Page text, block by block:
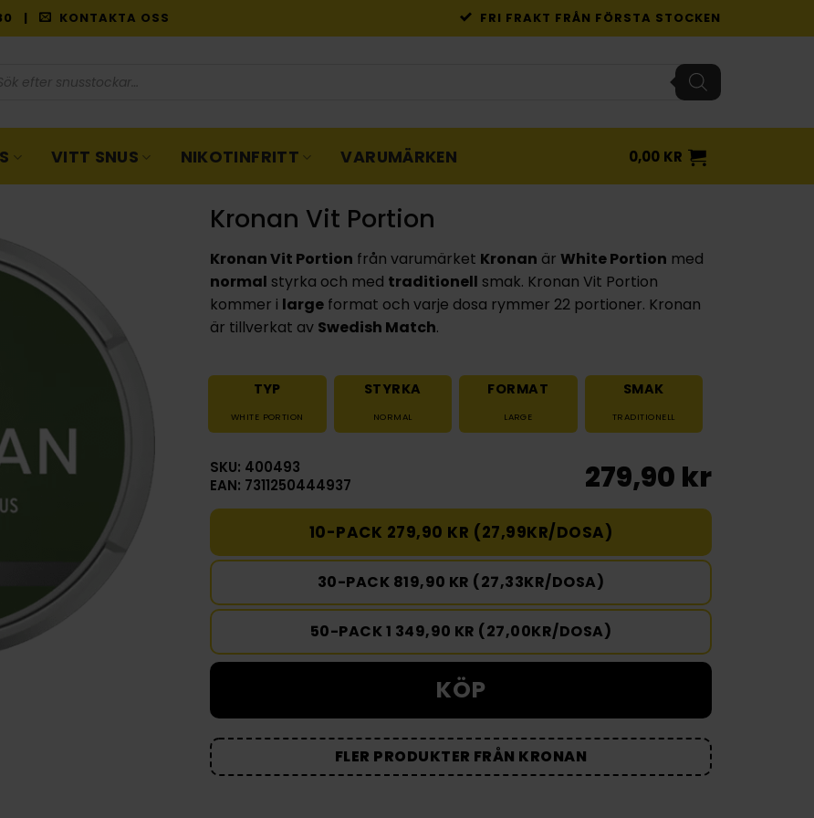
| KONTAKTA OSS FRI FRAKT FRÅN FÖRSTA STOCKEN
VITT SNUS NIKOTINFRITT VARUMÄRKEN 0,00 KR
Kronan Vit Portion
Kronan Vit Portion från varumärket Kronan är White Portion med
normal styrka och med traditionell smak. Kronan Vit Portion
kommer i large format och varje dosa rymmer 22 portioner. Kronan
är tillverkat av Swedish Match.
TYP
WHITE PORTION
STYRKA
NORMAL
FORMAT
LARGE
SMAK
TRADITIONELL
SKU: 400493
EAN: 7311250444937
279,90 kr
10-PACK 279,90 KR (27,99KR/DOSA)
30-PACK 819,90 KR (27,33KR/DOSA)
50-PACK 1 349,90 KR (27,00KR/DOSA)
KÖP
FLER PRODUKTER FRÅN KRONAN